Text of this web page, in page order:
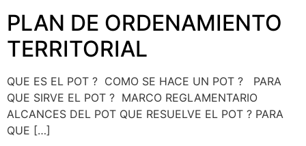
PLAN DE ORDENAMIENTO
TERRITORIAL
QUE ES EL POT ? ​ COMO SE HACE UN POT ? ​ ​ PARA
QUE SIRVE EL POT ? ​ MARCO REGLAMENTARIO ​
ALCANCES DEL POT QUE RESUELVE EL POT ? PARA
QUE […]